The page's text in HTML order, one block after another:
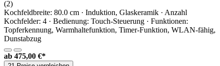
(2)
Kochfeldbreite: 80.0 cm · Induktion, Glaskeramik · Anzahl
Kochfelder: 4 · Bedienung: Touch-Steuerung · Funktionen:
Topferkennung, Warmhaltefunktion, Timer-Funktion, WLAN-fähig,
Dunstabzug
ab 475,00 €*